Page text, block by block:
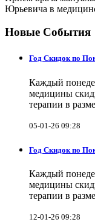
Юрьевича в
Новые События
Год Скидок по
Каждый
медицины
терапии в
05-01-26 09:28
Год Скидок по
Каждый
медицины
терапии в
12-01-26 09:28